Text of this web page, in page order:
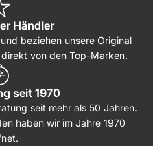
Händler
beziehen unsere Original
von den Top-Marken.
seit 1970
seit mehr als 50 Jahren.
haben wir im Jahre 1970